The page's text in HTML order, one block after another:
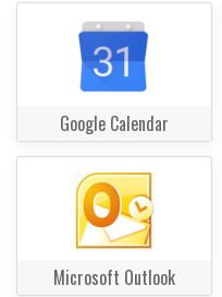
Google Calendar
Microsoft Outlook